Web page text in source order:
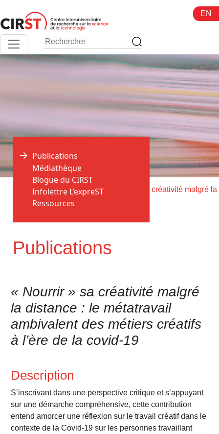
au
contenu
EN
Accueil > Publications >
Publications
Publications
Médiathèque
Blogue du CIRST
Infolettre L’expreST
Ressources
« Nourrir » sa créativité malgré
la distance : le métatravail
ambivalent des métiers créatifs
à l’ère de la covid-19
Description
S’inscrivant dans une perspective critique et s’appuyant
sur une démarche compréhensive, cette contribution
entend amorcer une réflexion sur le travail créatif dans le
contexte de la Covid-19 sur les personnes travaillant